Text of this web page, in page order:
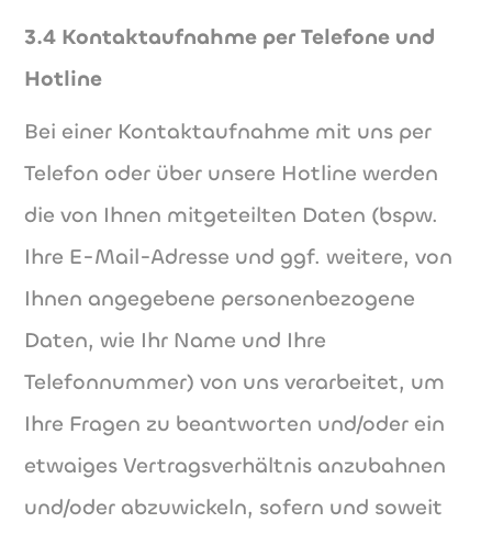
3.4 Kontaktaufnahme per Telefone und
Hotline
Bei einer Kontaktaufnahme mit uns per
Telefon oder über unsere Hotline werden
die von Ihnen mitgeteilten Daten (bspw.
Ihre E-Mail-Adresse und ggf. weitere, von
Ihnen angegebene personenbezogene
Daten, wie Ihr Name und Ihre
Telefonnummer) von uns verarbeitet, um
Ihre Fragen zu beantworten und/oder ein
etwaiges Vertragsverhältnis anzubahnen
und/oder abzuwickeln, sofern und soweit